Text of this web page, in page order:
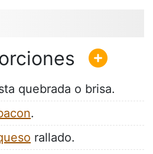
quebrada o brisa.
.
rallado.